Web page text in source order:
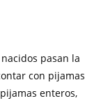
pasan la
con pijamas
enteros,